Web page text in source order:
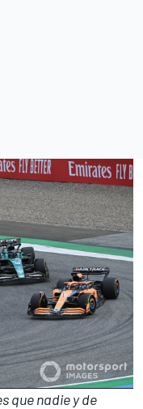
que nadie y de